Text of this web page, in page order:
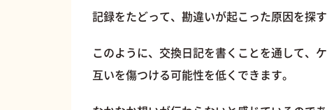
記録をたどって、勘違いが起こった原因を探す
このように、交換日記を書くことを通して、
互いを傷つける可能性を低くできます。